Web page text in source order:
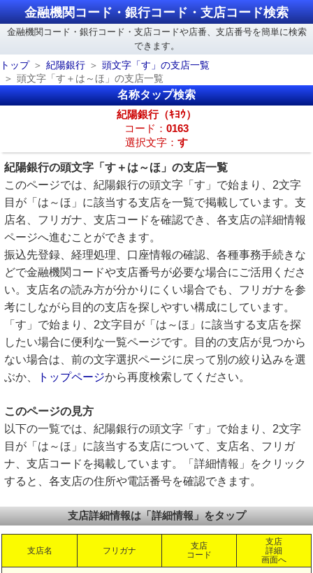
金融機関コード・銀行コード・支店コード検索
金融機関コード・銀行コード・支店コードや店番、支店番号を簡単に検索
できます。
トップ
紀陽銀行
頭文字「す」の支店一覧
頭文字「す＋は～ほ」の支店一覧
名称タップ検索
紀陽銀行（ｷﾖｳ）
コード： 0163
選択文字： す
紀陽銀行の頭文字「す＋は～ほ」の支店一覧
このページでは、紀陽銀行の頭文字「す」で始まり、2文字
目が「は～ほ」に該当する支店を一覧で掲載しています。支
店名、フリガナ、支店コードを確認でき、各支店の詳細情報
ページへ進むことができます。
振込先登録、経理処理、口座情報の確認、各種事務手続きな
どで金融機関コードや支店番号が必要な場合にご活用くださ
い。支店名の読み方が分かりにくい場合でも、フリガナを参
考にしながら目的の支店を探しやすい構成にしています。
「す」で始まり、2文字目が「は～ほ」に該当する支店を探
したい場合に便利な一覧ページです。目的の支店が見つから
ない場合は、前の文字選択ページに戻って別の絞り込みを選
ぶか、
トップページから再度検索してください。
このページの見方
以下の一覧では、紀陽銀行の頭文字「す」で始まり、2文字
目が「は～ほ」に該当する支店について、支店名、フリガ
ナ、支店コードを掲載しています。「詳細情報」をクリック
すると、各支店の住所や電話番号を確認できます。
支店詳細情報は「詳細情報」をタップ
支店名 フリガナ
支店
コード
支店
詳細
画面へ